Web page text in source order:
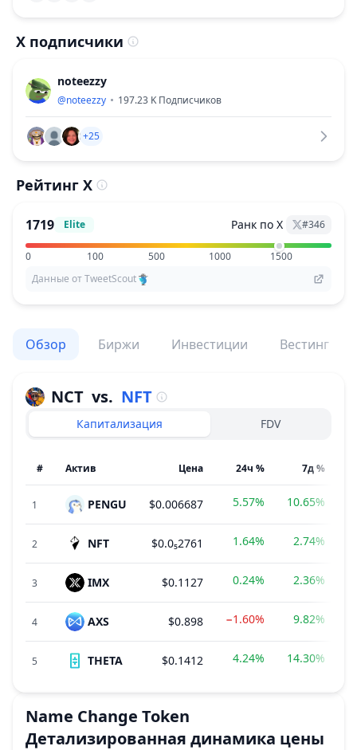
X подписчики
noteezzy
@noteezzy 197.23 K Подписчиков
+25
Рейтинг X
1719 Elite Ранк по X #346
0 100 500 1000
1500
Данные от TweetScout
Обзор Биржи Инвестиции Вестинг
NCT vs. NFT
Капитализация FDV
# Актив Цена 24ч % 7д %
1 PENGU $0.006687 5.57% 10.65%
2 NFT $0.0₅2761 1.64% 2.74%
3 IMX $0.1127 0.24% 2.36%
4 AXS $0.898 −1.60% 9.82%
5 THETA $0.1412 4.24% 14.30%
Name Change Token
Детализированная динамика цены